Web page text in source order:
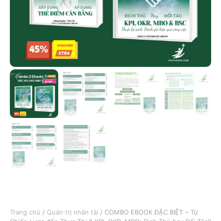
Trang chủ / Quản trị nhân tài / COMBO EBOOK ĐẶC BIỆT – Từ